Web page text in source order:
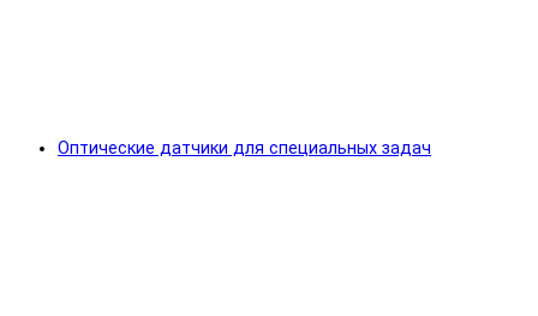
Оптические датчики для специальных задач